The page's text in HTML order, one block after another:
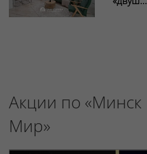
Акции по «Минск
Мир»